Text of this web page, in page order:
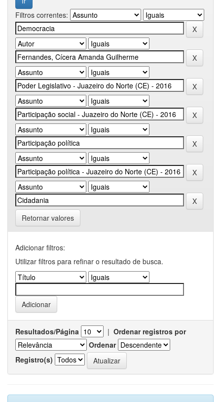
Filtros correntes:
Retornar valores
Adicionar filtros:
Utilizar filtros para refinar o resultado de busca.
Resultados/Página | Ordenar registros por
Ordenar
Registro(s)